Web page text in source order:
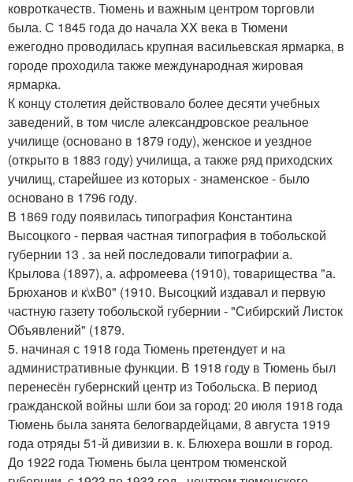
ковроткачеств. Тюмень и важным центром торговли
была. С 1845 года до начала XX века в Тюмени
ежегодно проводилась крупная васильевская ярмарка, в
городе проходила также международная жировая
ярмарка.
К концу столетия действовало более десяти учебных
заведений, в том числе александровское реальное
училище (основано в 1879 году), женское и уездное
(открыто в 1883 году) училища, а также ряд приходских
училищ, старейшее из которых - знаменское - было
основано в 1796 году.
В 1869 году появилась типография Константина
Высоцкого - первая частная типография в тобольской
губернии 13 . за ней последовали типографии а.
Крылова (1897), а. афромеева (1910), товарищества "а.
Брюханов и к\xB0" (1910. Высоцкий издавал и первую
частную газету тобольской губернии - "Сибирский Листок
Объявлений" (1879.
5. начиная с 1918 года Тюмень претендует и на
административные функции. В 1918 году в Тюмень был
перенесён губернский центр из Тобольска. В период
гражданской войны шли бои за город: 20 июля 1918 года
Тюмень была занята белогвардейцами, 8 августа 1919
года отряды 51-й дивизии в. к. Блюхера вошли в город.
До 1922 года Тюмень была центром тюменской